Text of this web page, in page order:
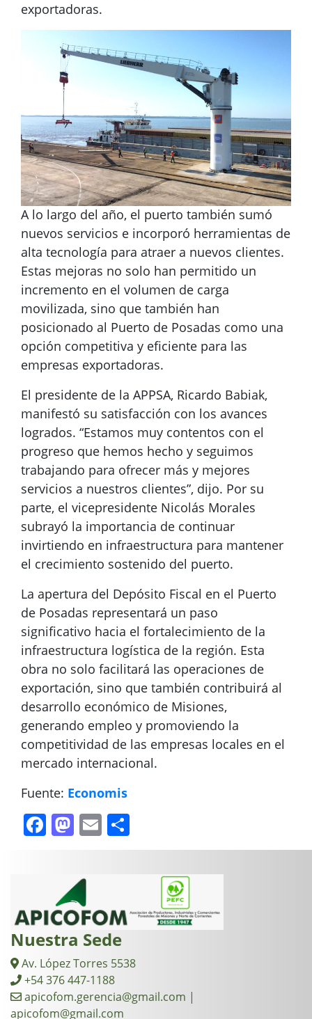
exportadoras.
A lo largo del año, el puerto también sumó
nuevos servicios e incorporó herramientas de
alta tecnología para atraer a nuevos clientes.
Estas mejoras no solo han permitido un
incremento en el volumen de carga
movilizada, sino que también han
posicionado al Puerto de Posadas como una
opción competitiva y eficiente para las
empresas exportadoras.
El presidente de la APPSA, Ricardo Babiak,
manifestó su satisfacción con los avances
logrados. “Estamos muy contentos con el
progreso que hemos hecho y seguimos
trabajando para ofrecer más y mejores
servicios a nuestros clientes”, dijo. Por su
parte, el vicepresidente Nicolás Morales
subrayó la importancia de continuar
invirtiendo en infraestructura para mantener
el crecimiento sostenido del puerto.
La apertura del Depósito Fiscal en el Puerto
de Posadas representará un paso
significativo hacia el fortalecimiento de la
infraestructura logística de la región. Esta
obra no solo facilitará las operaciones de
exportación, sino que también contribuirá al
desarrollo económico de Misiones,
generando empleo y promoviendo la
competitividad de las empresas locales en el
mercado internacional.
Fuente: Economis
Facebook
Mastodon
Email
Nuestra Sede
Av. López Torres 5538
+54 376 447-1188
apicofom.gerencia@gmail.com |
apicofom@gmail.com